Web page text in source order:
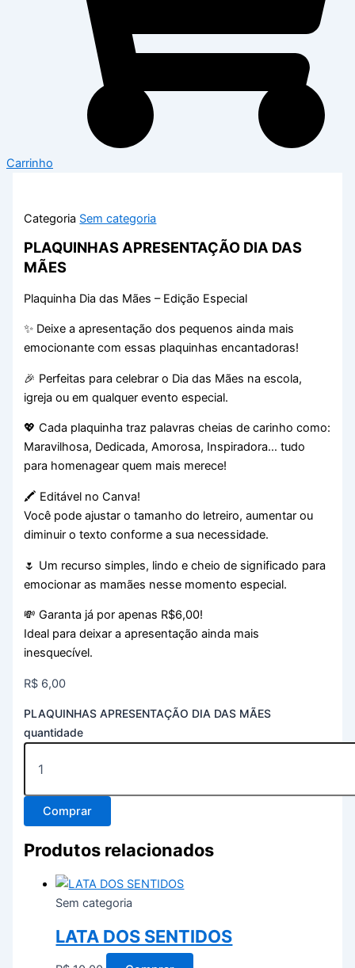
Carrinho
Categoria Sem categoria
PLAQUINHAS APRESENTAÇÃO DIA DAS
MÃES
Plaquinha Dia das Mães – Edição Especial
✨ Deixe a apresentação dos pequenos ainda mais
emocionante com essas plaquinhas encantadoras!
🎉 Perfeitas para celebrar o Dia das Mães na escola,
igreja ou em qualquer evento especial.
💖 Cada plaquinha traz palavras cheias de carinho como:
Maravilhosa, Dedicada, Amorosa, Inspiradora… tudo
para homenagear quem mais merece!
🖍️ Editável no Canva!
Você pode ajustar o tamanho do letreiro, aumentar ou
diminuir o texto conforme a sua necessidade.
🌷 Um recurso simples, lindo e cheio de significado para
emocionar as mamães nesse momento especial.
💸 Garanta já por apenas R$6,00!
Ideal para deixar a apresentação ainda mais
inesquecível.
R$ 6,00
PLAQUINHAS APRESENTAÇÃO DIA DAS MÃES
quantidade
Comprar
Produtos relacionados
Sem categoria
LATA DOS SENTIDOS